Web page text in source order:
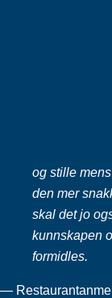
og stille
den mer
skal det jo
kunnskapen
formidles.
—